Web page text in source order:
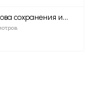
сохранения и...